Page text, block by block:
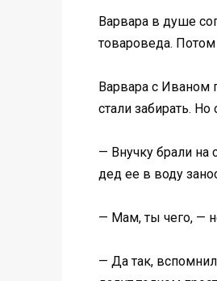
Варвара в душе
товароведа.
Варвара с Иваном
стали забирать.
— Внучку брали на
дед ее в воду
— Мам, ты чего, —
— Да так,